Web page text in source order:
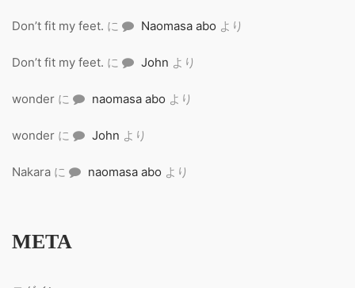
Don’t fit my feet. に Naomasa abo より
Don’t fit my feet. に John より
wonder に naomasa abo より
wonder に John より
Nakara に naomasa abo より
META